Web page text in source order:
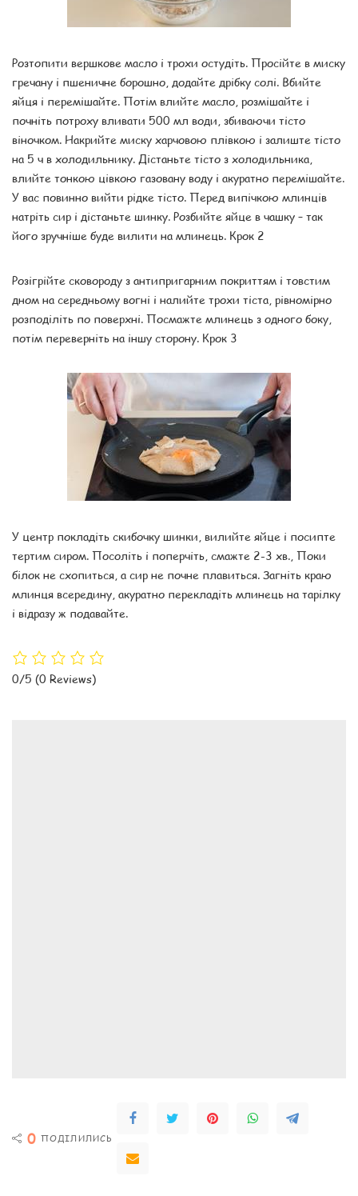
Розтопити вершкове масло і трохи остудіть. Просійте в миску
гречану і пшеничне борошно, додайте дрібку солі. Вбийте
яйця і перемішайте. Потім влийте масло, розмішайте і
почніть потроху вливати 500 мл води, збиваючи тісто
віночком. Накрийте миску харчовою плівкою і залиште тісто
на 5 ч в холодильнику. Дістаньте тісто з холодильника,
влийте тонкою цівкою газовану воду і акуратно перемішайте.
У вас повинно вийти рідке тісто. Перед випічкою млинців
натріть сир і дістаньте шинку. Розбийте яйце в чашку – так
його зручніше буде вилити на млинець. Крок 2
Розігрійте сковороду з антипригарним покриттям і товстим
дном на середньому вогні і налийте трохи тіста, рівномірно
розподіліть по поверхні. Посмажте млинець з одного боку,
потім переверніть на іншу сторону. Крок 3
У центр покладіть скибочку шинки, вилийте яйце і посипте
тертим сиром. Посоліть і поперчіть, смажте 2-3 хв., Поки
білок не схопиться, а сир не почне плавиться. Загніть краю
млинця всередину, акуратно перекладіть млинець на тарілку
і відразу ж подавайте.
0/5 (0 Reviews)
0 ПОДІЛИЛИСЬ